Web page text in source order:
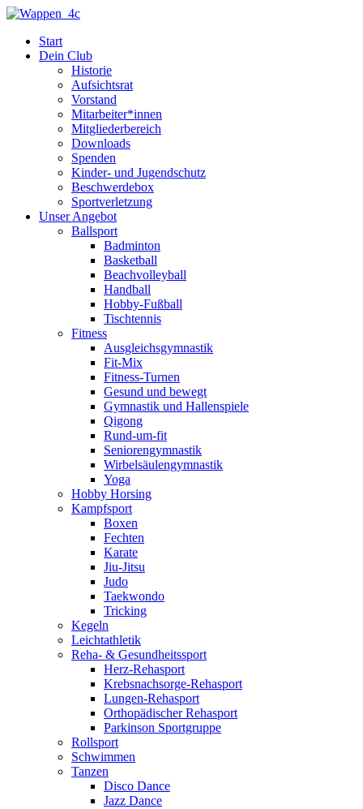
Zum
springenStart
Dein Club
Historie
Aufsichtsrat
Vorstand
Mitarbeiter*innen
Mitgliederbereich
Downloads
Spenden
Kinder- und Jugendschutz
Beschwerdebox
Sportverletzung
Unser Angebot
Ballsport
Badminton
Basketball
Beachvolleyball
Handball
Hobby-Fußball
Tischtennis
Fitness
Ausgleichsgymnastik
Fit-Mix
Fitness-Turnen
Gesund und bewegt
Gymnastik und Hallenspiele
Qigong
Rund-um-fit
Seniorengymnastik
Wirbelsäulengymnastik
Yoga
Hobby Horsing
Kampfsport
Boxen
Fechten
Karate
Jiu-Jitsu
Judo
Taekwondo
Tricking
Kegeln
Leichtathletik
Reha- & Gesundheitssport
Herz-Rehasport
Krebsnachsorge-Rehasport
Lungen-Rehasport
Orthopädischer Rehasport
Parkinson Sportgruppe
Rollsport
Schwimmen
Tanzen
Disco Dance
Jazz Dance